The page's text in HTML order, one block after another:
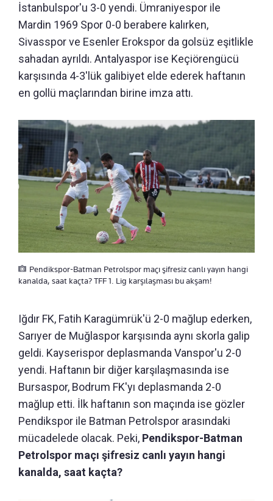
İstanbulspor'u 3-0 yendi. Ümraniyespor ile
Mardin 1969 Spor 0-0 berabere kalırken,
Sivasspor ve Esenler Erokspor da golsüz eşitlikle
sahadan ayrıldı. Antalyaspor ise Keçiörengücü
karşısında 4-3'lük galibiyet elde ederek haftanın
en gollü maçlarından birine imza attı.
Pendikspor-Batman Petrolspor maçı şifresiz canlı yayın hangi
kanalda, saat kaçta? TFF 1. Lig karşılaşması bu akşam!
Iğdır FK, Fatih Karagümrük'ü 2-0 mağlup ederken,
Sarıyer de Muğlaspor karşısında aynı skorla galip
geldi. Kayserispor deplasmanda Vanspor'u 2-0
yendi. Haftanın bir diğer karşılaşmasında ise
Bursaspor, Bodrum FK'yı deplasmanda 2-0
mağlup etti. İlk haftanın son maçında ise gözler
Pendikspor ile Batman Petrolspor arasındaki
mücadelede olacak. Peki, Pendikspor-Batman
Petrolspor maçı şifresiz canlı yayın hangi
kanalda, saat kaçta?